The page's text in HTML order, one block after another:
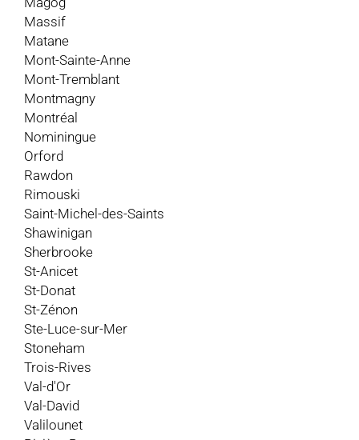
Massif
Matane
Mont-Sainte-Anne
Mont-Tremblant
Montmagny
Montréal
Nominingue
Orford
Rawdon
Rimouski
Saint-Michel-des-Saints
Shawinigan
Sherbrooke
St-Anicet
St-Donat
St-Zénon
Ste-Luce-sur-Mer
Stoneham
Trois-Rives
Val-d'Or
Val-David
Valilounet